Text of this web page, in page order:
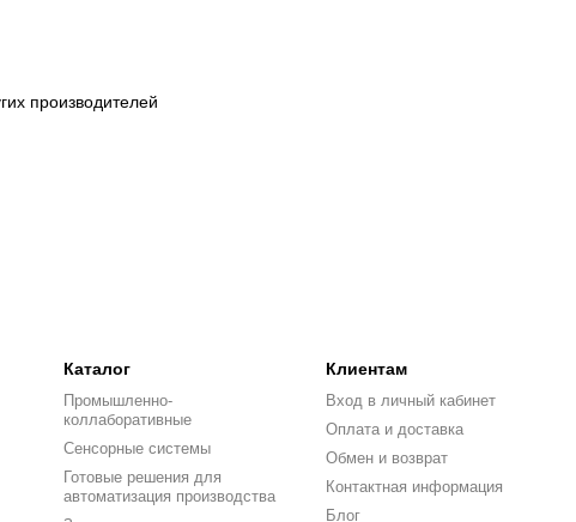
производителей
Каталог
Промышленно-
коллаборативные
Сенсорные системы
Готовые решения для
автоматизация производства
Клиентам
Вход в личный кабинет
Оплата и доставка
Обмен и возврат
Контактная информация
Блог